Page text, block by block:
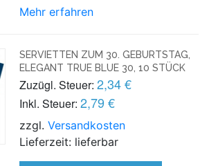
Mehr erfahren
SERVIETTEN ZUM 30. GEBURTSTAG,
ELEGANT TRUE BLUE 30, 10 STÜCK
Zuzügl. Steuer: 2,34 €
Inkl. Steuer: 2,79 €
zzgl.Versandkosten
Lieferzeit: lieferbar